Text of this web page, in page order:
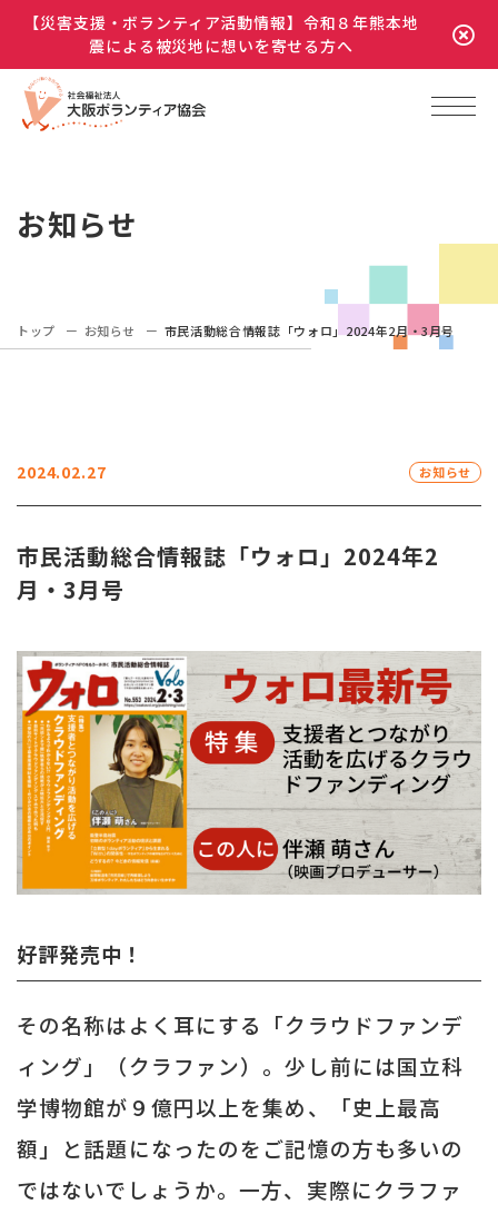
【災害支援・ボランティア活動情報】令和８年熊本地
震による被災地に想いを寄せる方へ
お知らせ
トップ お知らせ 市民活動総合情報誌「ウォロ」2024年2月・3月号
2024.02.27 お知らせ
市民活動総合情報誌「ウォロ」2024年2
月・3月号
好評発売中！
その名称はよく耳にする「クラウドファンデ
ィング」（クラファン）。少し前には国立科
学博物館が９億円以上を集め、「史上最高
額」と話題になったのをご記憶の方も多いの
ではないでしょうか。一方、実際にクラファ